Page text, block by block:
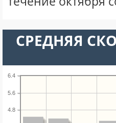
СРЕДНЯЯ
4.8
5.6
6.4